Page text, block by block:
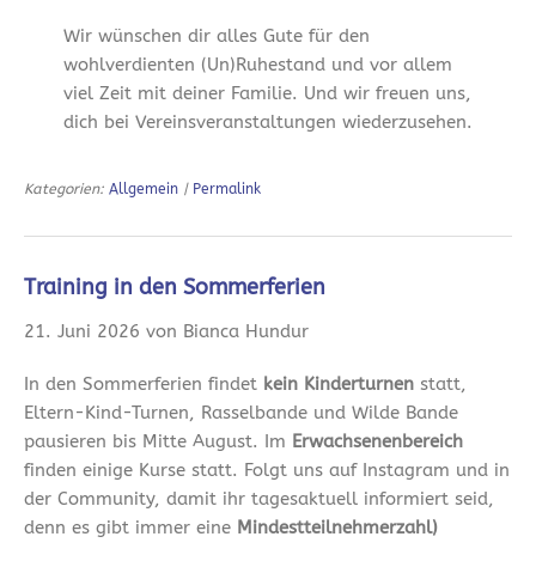
Wir wünschen dir alles Gute für den
wohlverdienten (Un)Ruhestand und vor allem
viel Zeit mit deiner Familie. Und wir freuen uns,
dich bei Vereinsveranstaltungen wiederzusehen.
Kategorien: Allgemein | Permalink
Training in den Sommerferien
21. Juni 2026 von Bianca Hundur
In den Sommerferien findet kein Kinderturnen statt,
Eltern-Kind-Turnen, Rasselbande und Wilde Bande
pausieren bis Mitte August. Im Erwachsenenbereich
finden einige Kurse statt. Folgt uns auf Instagram und in
der Community, damit ihr tagesaktuell informiert seid,
denn es gibt immer eine Mindestteilnehmerzahl)